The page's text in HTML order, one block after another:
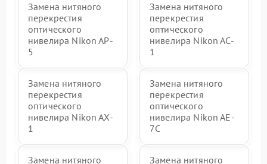
Замена нитяного
перекрестия
оптического
нивелира Nikon AP-
5
Замена нитяного
перекрестия
оптического
нивелира Nikon AC-
1
Замена нитяного
перекрестия
оптического
нивелира Nikon AX-
1
Замена нитяного
перекрестия
оптического
нивелира Nikon AE-
7C
Замена нитяного Замена нитяного